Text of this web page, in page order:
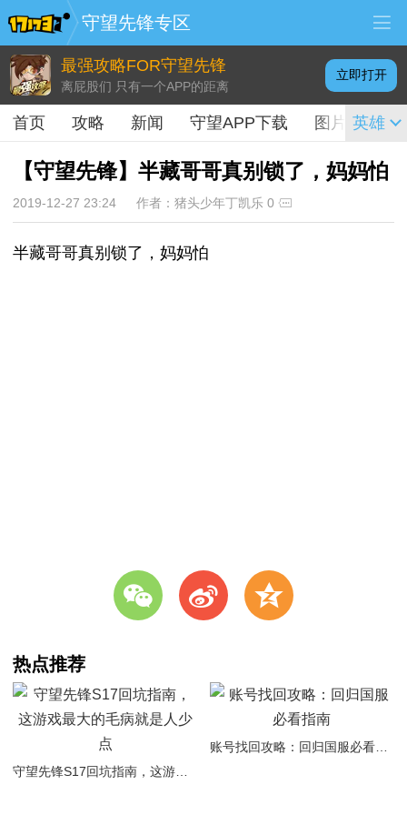
守望先锋专区
最强攻略FOR守望先锋
离屁股们 只有一个APP的距离
立即打开
首页 攻略 新闻 守望APP下载 图片 视频
英雄
【守望先锋】半藏哥哥真别锁了，妈妈怕
2019-12-27 23:24 作者：猪头少年丁凯乐 0
半藏哥哥真别锁了，妈妈怕
w t z
热点推荐